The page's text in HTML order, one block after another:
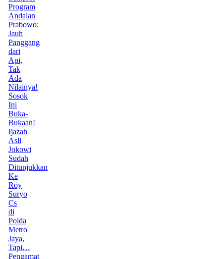
Program
Andalan
Prabowo:
Jauh
Panggang
dari
Api,
Tak
Ada
Nilainya!
Sosok
Ini
Buka-
Bukaan!
Ijazah
Asli
Jokowi
Sudah
Ditunjukkan
Ke
Roy
Suryo
Cs
di
Polda
Metro
Jaya,
Tapi…
Pengamat